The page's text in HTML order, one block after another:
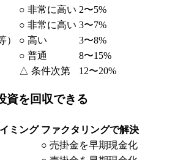
○ 非常に高い 2〜5%
○ 非常に高い 3〜7%
）
○ 高い
3〜8%
○ 普通
8〜15%
△ 条件次第 12〜20%
資を回収できる
ミング ファクタリングで解決
○ 売掛金を早期現金化